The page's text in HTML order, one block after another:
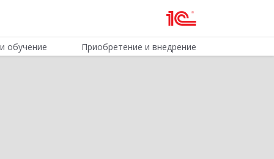
обучение Приобретение и внедрение